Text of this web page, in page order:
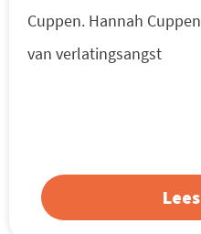
Cuppen. Hannah
van verlatingsangst